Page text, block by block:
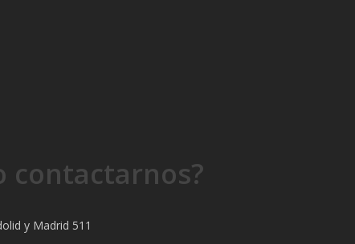
contactarnos?
y Madrid 511